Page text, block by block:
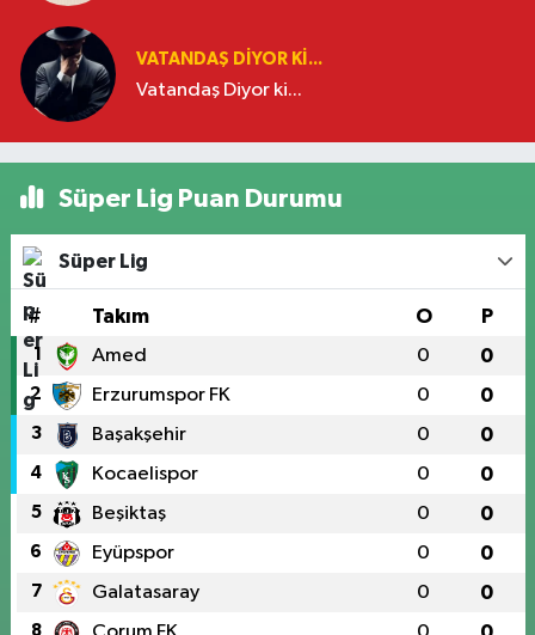
VATANDAŞ DIYOR KI...
Vatandaş Diyor ki...
Süper Lig Puan Durumu
Süper Lig
# Takım O P
1 Amed 0 0
2 Erzurumspor FK 0 0
3 Başakşehir 0 0
4 Kocaelispor 0 0
5 Beşiktaş 0 0
6 Eyüpspor 0 0
7 Galatasaray 0 0
8